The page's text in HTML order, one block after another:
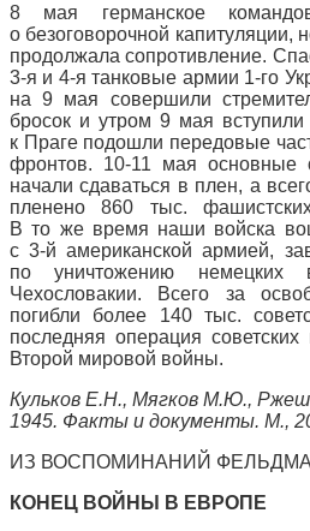
8 мая германское
о безоговорочной капитуляции,
продолжала сопротивление.
3-я и 4-я танковые армии 1-го
на 9 мая совершили
бросок и утром 9 мая
к Праге подошли передовые
фронтов. 10-11 мая основные
начали сдаваться в плен, а
пленено 860 тыс.
В то же время наши войска
с 3-й американской армией,
по уничтожению немецких
Чехословакии. Всего за
погибли более 140 тыс.
последняя операция
Второй мировой войны.
Кульков Е.Н., Мягков М.Ю.,
1945. Факты и документы. М.,
ИЗ ВОСПОМИНАНИЙ
КОНЕЦ ВОЙНЫ В ЕВРОПЕ